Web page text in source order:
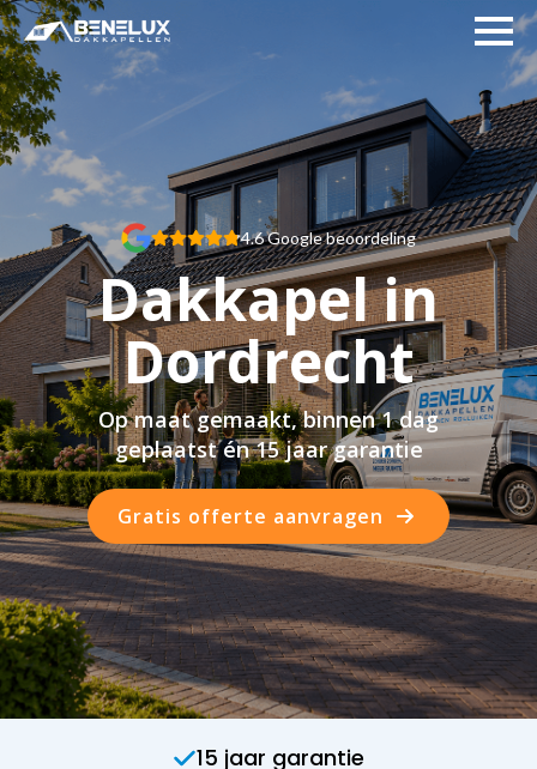
4.6 Google beoordeling
Dakkapel in
Dordrecht
Op maat gemaakt, binnen 1 dag
geplaatst én 15 jaar garantie
Gratis offerte aanvragen
15 jaar garantie